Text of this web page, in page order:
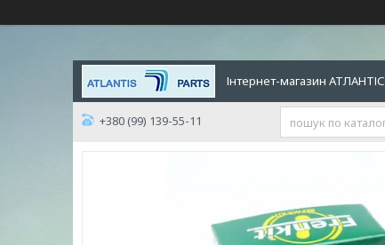
Інтернет-магазин АТЛАНТІС
+380 (99) 139-55-11